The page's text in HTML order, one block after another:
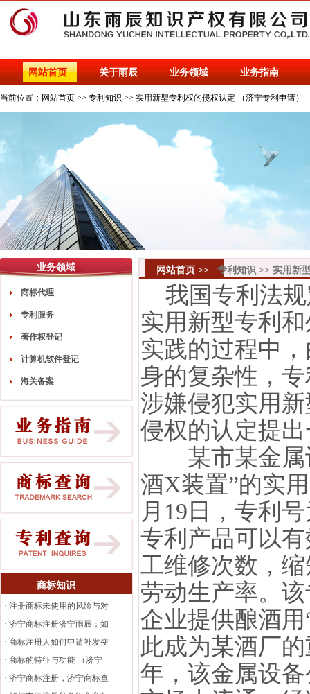
网站首页 关于雨辰 业务领域 业务指南
当前位置： 网站首页 >> 专利知识 >> 实用新型专利权的侵权认定 （济宁专利申请）
业务领域
商标代理
专利服务
著作权登记
计算机软件登记
海关备案
商标知识
· 注册商标未使用的风险与对
· 济宁商标注册济宁雨辰：如
· 商标注册人如何申请补发变
· 商标的特征与功能 （济宁
· 济宁商标注册，济宁商标查
网站首页 >> 专利知识 >> 实用新
我国专利法规
实用新型专利
实践的过程中
身的复杂性，
涉嫌侵犯实用
侵权的认定提
某市某金属
酒X装置”的实
月19日，专利
专利产品可以
工维修次数，
劳动生产率。
企业提供酿酒
此成为某酒厂
年，该金属设